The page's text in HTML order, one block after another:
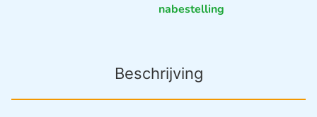
nabestelling
Beschrijving